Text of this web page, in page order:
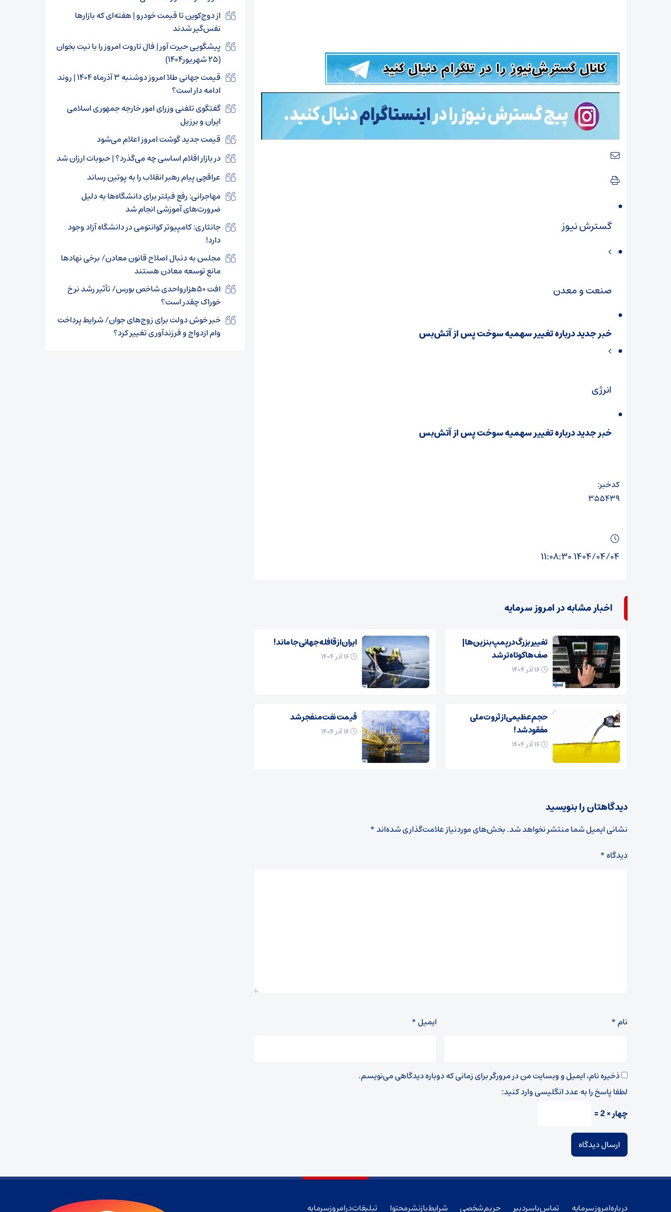
گسترش نیوز
صنعت و معدن
خبر جدید درباره تغییر سهمیه سوخت پس از آتش‌بس
انرژی
خبر جدید درباره تغییر سهمیه سوخت پس از آتش‌بس
کدخبر:
۳۵۵۴۳۹
۱۴۰۴/۰۴/۰۴ ۱۱:۰۸:۳۰
اخبار مشابه در امروز سرمایه
تغییر بزرگ در پمپ بنزین‌ها |
صف‌ها کوتاه تر شد
ایران از قافله جهانی جا ماند !
۱۶ آذر ۱۴۰۴
حجم عظیمی از ثروت ملی
مفقود شد !
قیمت نفت منفجر شد
۱۶ آذر ۱۴۰۴
دیدگاهتان را بنویسید
نشانی ایمیل شما منتشر نخواهد شد.بخش‌های موردنیاز علامت‌گذاری شده‌اند*
دیدگاه*
نام* ایمیل*
ذخیره نام، ایمیل و وبسایت من در مرورگر برای زمانی که دوباره دیدگاهی می‌نویسم.
لطفا پاسخ را به عدد انگلیسی وارد کنید:
چهار × 2 =
از دوج‌کوین تا قیمت خودرو | هفته‌ای که بازارها
نفس‌گیر شدند
پیشگویی حیرت آور | فال تاروت امروز را با نیت بخوان
(۲۵ شهریور۱۴۰۴)
قیمت جهانی طلا امروز دوشنبه ۳ آذرماه ۱۴۰۴ | روند
ادامه دار است؟
گفتگوی تلفنی وزرای امور خارجه جمهوری اسلامی
ایران و برزیل
قیمت جدید گوشت امروز اعلام می‌شود
در بازار اقلام اساسی چه می‌گذرد؟ | حبوبات ارزان شد
عراقچی پیام رهبر انقلاب را به پوتین رساند
مهاجرانی: رفع فیلتر برای دانشگاه‌ها به دلیل
ضرورت‌های آموزشی انجام شد
جانثاری: کامپیوتر کوانتومی در دانشگاه آزاد وجود
دارد!
مجلس به دنبال اصلاح قانون معادن/ برخی نهادها
مانع توسعه معادن هستند
افت ۵۰هزارواحدی شاخص بورس/ تأثیر رشد نرخ
خوراک چقدر است؟
خبر خوش دولت برای زوج‌های جوان/ شرایط پرداخت
وام ازدواج و فرزندآوری تغییر کرد؟
درباره امروز سرمایه تماس با سردبیر حریم شخصی شرایط بازنشر محتوا تبلیغات در امروز سرمایه